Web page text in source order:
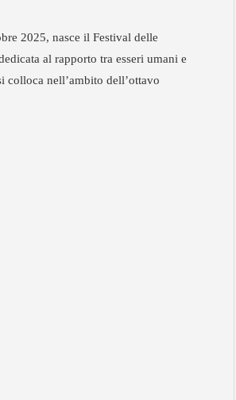
2025, nasce il Festival delle
al rapporto tra esseri umani e
colloca nell’ambito dell’ottavo